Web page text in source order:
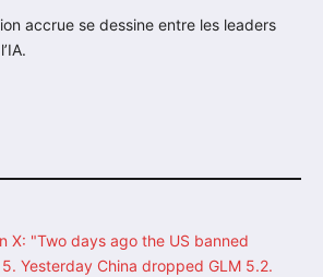
accrue se dessine entre les leaders
X: "Two days ago the US banned
Yesterday China dropped GLM 5.2.